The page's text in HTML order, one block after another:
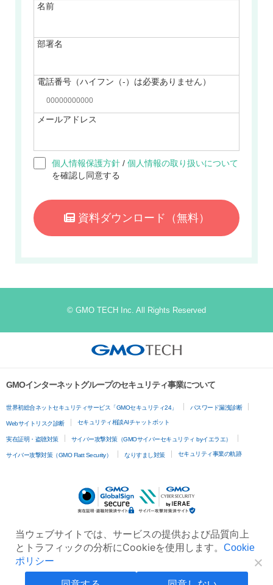
名前
部署名
電話番号（ハイフン（-）は必要ありません）
メールアドレス
個人情報保護方針 / 個人情報の取り扱いについて
を確認し同意する
資料ダウンロード （無料）
© GMO TECH Inc. All Rights Reserved
GMOインターネットグループのセキュリティ事業について
世界初総合ネットセキュリティサービス「GMOセキュリティ24」 パスワード漏洩診断
Webサイトリスク診断 セキュリティ相談AIチャットボット
実在証明・盗聴対策 サイバー攻撃対策（GMOサイバーセキュリティ byイエラエ）
サイバー攻撃対策（GMO Flatt Security） なりすまし対策 セキュリティ事業の軌跡
当ウェブサイトでは、サービスの提供および品質向上
とトラフィックの分析にCookieを使用します。 Cookie
ポリシー